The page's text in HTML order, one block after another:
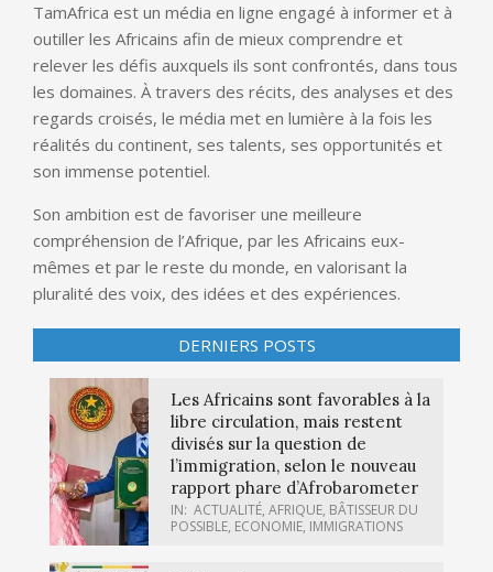
TamAfrica est un média en ligne engagé à informer et à
outiller les Africains afin de mieux comprendre et
relever les défis auxquels ils sont confrontés, dans tous
les domaines. À travers des récits, des analyses et des
regards croisés, le média met en lumière à la fois les
réalités du continent, ses talents, ses opportunités et
son immense potentiel.
Son ambition est de favoriser une meilleure
compréhension de l’Afrique, par les Africains eux-
mêmes et par le reste du monde, en valorisant la
pluralité des voix, des idées et des expériences.
DERNIERS POSTS
Les Africains sont favorables à la
libre circulation, mais restent
divisés sur la question de
l’immigration, selon le nouveau
rapport phare d’Afrobarometer
IN: ACTUALITÉ, AFRIQUE, BÂTISSEUR DU
POSSIBLE, ECONOMIE, IMMIGRATIONS